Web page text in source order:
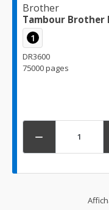
Brother
Tambour Brother
1
DR3600
75000 pages
